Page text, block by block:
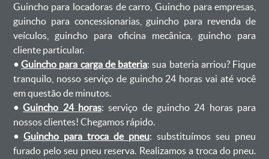
Guincho para locadoras de carro, Guincho para empresas,
guincho para concessionarias, guincho para revenda de
veículos, guincho para oficina mecânica, guincho para
cliente particular.
•Guincho para carga de bateria: sua bateria arriou? Fique
tranquilo, nosso serviço de guincho 24 horas vai até você
em questão de minutos.
•Guincho 24 horas: serviço de guincho 24 horas para
nossos clientes! Chegamos rápido.
• Guincho para troca de pneu: substituímos seu pneu
furado pelo seu pneu reserva. Realizamos a troca do pneu.